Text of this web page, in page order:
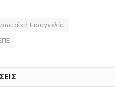
Ο Εισαγγελέας
Εισαγγελία